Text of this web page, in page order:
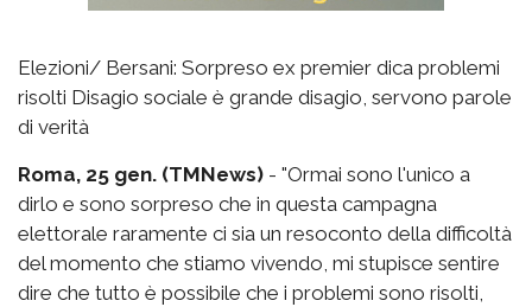
Elezioni/ Bersani: Sorpreso ex premier dica problemi
risolti Disagio sociale è grande disagio, servono parole
di verità
Roma, 25 gen. (TMNews) - "Ormai sono l'unico a
dirlo e sono sorpreso che in questa campagna
elettorale raramente ci sia un resoconto della difficoltà
del momento che stiamo vivendo, mi stupisce sentire
dire che tutto è possibile che i problemi sono risolti,